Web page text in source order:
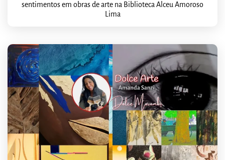
sentimentos em obras de arte na Biblioteca Alceu Amoroso
Lima